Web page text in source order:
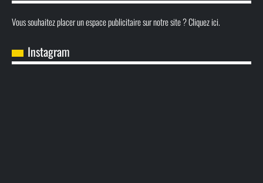
Vous souhaitez placer un espace publicitaire sur notre site ? Cliquez ici.
Instagram